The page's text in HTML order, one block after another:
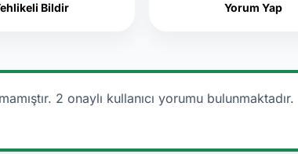
Bildir Yorum Yap
2 onaylı kullanıcı yorumu bulunmaktadır.